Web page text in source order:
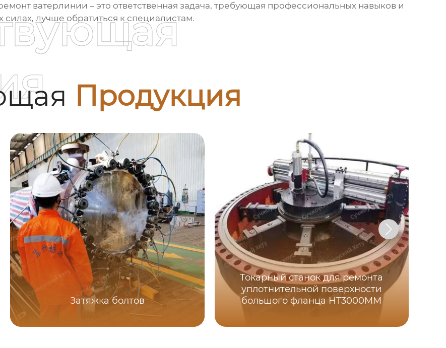
ватерлинии – это ответственная задача, требующая профессиональных навыков и
лучше обратиться к специалистам.
Продукция
Затяжка болтов
Токарный станок для ремонта
уплотнительной поверхности
большого фланца HT3000MM